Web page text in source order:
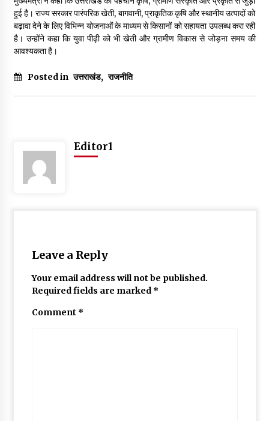
Thought Of The Day 10 May
May 10, 2022
May 9, 2022
हुई है। राज्य सरकार पारंपरिक खेती, बागवानी, प्राकृतिक कृषि और स्थानीय उत्पादों को
बढ़ावा देने के लिए विभिन्न योजनाओं के माध्यम से किसानों को सहायता उपलब्ध करा रही
है। उन्होंने कहा कि युवा पीढ़ी को भी खेती और ग्रामीण विकास से जोड़ना समय की
आवश्यकता है।
Posted in उत्तराखंड, राजनीति
Editor1
Leave a Reply
Your email address will not be published.
Required fields are marked *
Comment *